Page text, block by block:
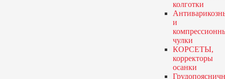
колготки
и
чулки
КОРСЕТЫ,
корректоры
осанки